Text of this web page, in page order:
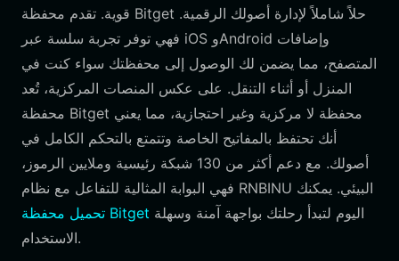
قوية. تقدم محفظة Bitget حلاً شاملاً لإدارة أصولك الرقمية.
فهي توفر تجربة سلسة عبر iOS وAndroid وإضافات
المتصفح، مما يضمن لك الوصول إلى محفظتك سواء كنت في
المنزل أو أثناء التنقل. على عكس المنصات المركزية، تُعد
محفظة Bitget محفظة لا مركزية وغير احتجازية، مما يعني
أنك تحتفظ بالمفاتيح الخاصة وتتمتع بالتحكم الكامل في
أصولك. مع دعم أكثر من 130 شبكة رئيسية وملايين الرموز،
فهي البوابة المثالية للتفاعل مع نظام RNBINU البيئي. يمكنك
تحميل محفظة Bitget
الاستخدام.